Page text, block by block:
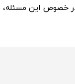
خصوص این